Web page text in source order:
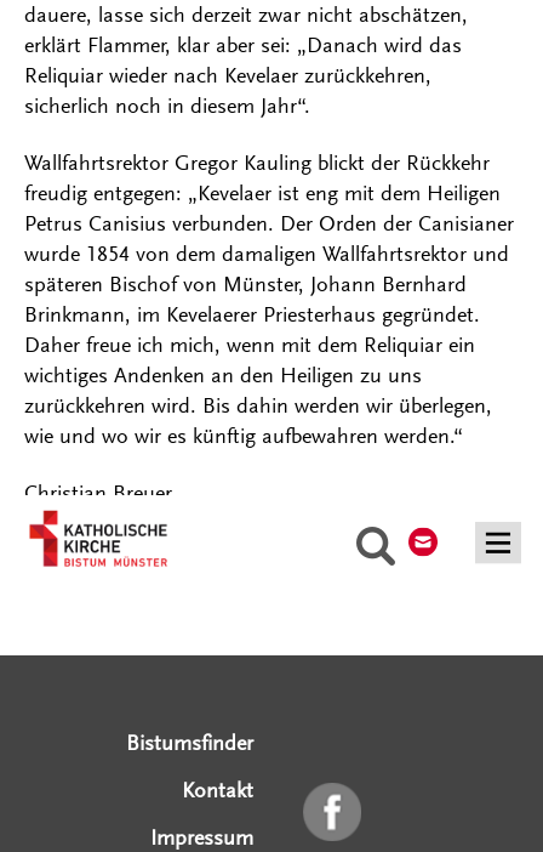
Suche
dauere, lasse sich derzeit zwar nicht abschätzen,
erklärt Flammer, klar aber sei: „Danach wird das
Reliquiar wieder nach Kevelaer zurückkehren,
sicherlich noch in diesem Jahr“.
Wallfahrtsrektor Gregor Kauling blickt der Rückkehr
freudig entgegen: „Kevelaer ist eng mit dem Heiligen
Petrus Canisius verbunden. Der Orden der Canisianer
wurde 1854 von dem damaligen Wallfahrtsrektor und
späteren Bischof von Münster, Johann Bernhard
Brinkmann, im Kevelaerer Priesterhaus gegründet.
Daher freue ich mich, wenn mit dem Reliquiar ein
wichtiges Andenken an den Heiligen zu uns
zurückkehren wird. Bis dahin werden wir überlegen,
wie und wo wir es künftig aufbewahren werden.“
Christian Breuer
Bistumsfinder
Kontakt
Impressum